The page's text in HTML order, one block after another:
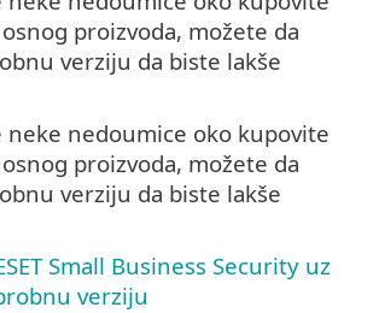
proizvoda, možete da
verziju da biste lakše
neke nedoumice oko kupovite
proizvoda, možete da
verziju da biste lakše
Small Business Security uz
verziju